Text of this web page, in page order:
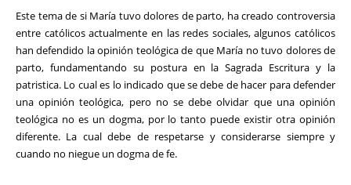
Este tema de si María tuvo dolores de parto, ha creado controversia
entre católicos actualmente en las redes sociales, algunos católicos
han defendido la opinión teológica de que María no tuvo dolores de
parto, fundamentando su postura en la Sagrada Escritura y la
patristica. Lo cual es lo indicado que se debe de hacer para defender
una opinión teológica, pero no se debe olvidar que una opinión
teológica no es un dogma, por lo tanto puede existir otra opinión
diferente. La cual debe de respetarse y considerarse siempre y
cuando no niegue un dogma de fe.